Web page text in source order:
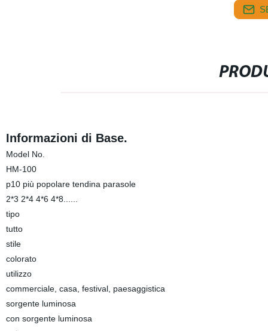
Informazioni di Base.
Model No.
HM-100
p10 più popolare tendina parasole
2*3 2*4 4*6 4*8......
tipo
tutto
stile
colorato
utilizzo
commerciale, casa, festival, paesaggistica
sorgente luminosa
con sorgente luminosa